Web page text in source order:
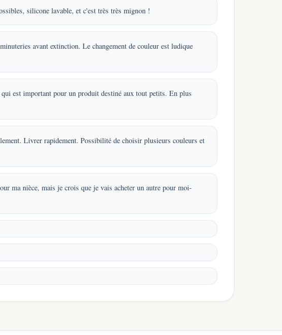
silicone lavable, et c'est très très mignon !
avant extinction. Le changement de couleur est ludique
est important pour un produit destiné aux tout petits. En plus
Livrer rapidement. Possibilité de choisir plusieurs couleurs et
ma nièce, mais je crois que je vais acheter un autre pour moi-